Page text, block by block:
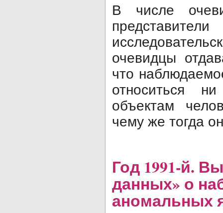
В числе
очевидцы
что
относиться
объектам
чему же тогда
Год 1991-й.
данных» о
аномальных